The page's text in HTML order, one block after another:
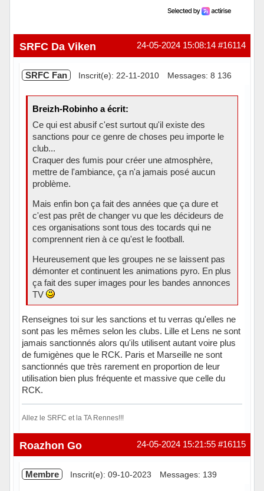
#16114
24-05-2024 15:08:14
SRFC Da Viken
SRFC Fan Inscrit(e): 22-11-2010 Messages: 8 136
Breizh-Robinho a écrit:
Ce qui est abusif c'est surtout qu'il existe des
sanctions pour ce genre de choses peu importe le
club...
Craquer des fumis pour créer une atmosphère,
mettre de l'ambiance, ça n'a jamais posé aucun
problème.
Mais enfin bon ça fait des années que ça dure et
c'est pas prêt de changer vu que les décideurs de
ces organisations sont tous des tocards qui ne
comprennent rien à ce qu'est le football.
Heureusement que les groupes ne se laissent pas
démonter et continuent les animations pyro. En plus
ça fait des super images pour les bandes annonces
TV
Renseignes toi sur les sanctions et tu verras qu'elles ne
sont pas les mêmes selon les clubs. Lille et Lens ne sont
jamais sanctionnés alors qu'ils utilisent autant voire plus
de fumigènes que le RCK. Paris et Marseille ne sont
sanctionnés que très rarement en proportion de leur
utilisation bien plus fréquente et massive que celle du
RCK.
Allez le SRFC et la TA Rennes!!!
Hors ligne #16115
24-05-2024 15:21:55
Roazhon Go
Membre Inscrit(e): 09-10-2023 Messages: 139